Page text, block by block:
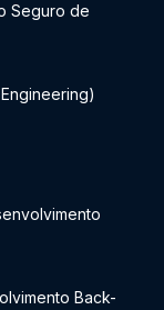
Seguro de
Back-